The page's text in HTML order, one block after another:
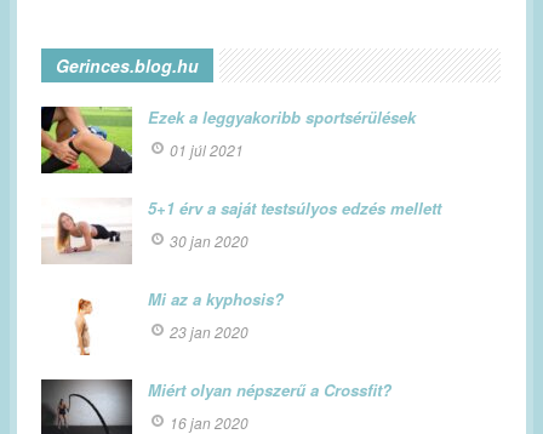
Gerinces.blog.hu
Ezek a leggyakoribb sportsérülések
01 júl 2021
5+1 érv a saját testsúlyos edzés mellett
30 jan 2020
Mi az a kyphosis?
23 jan 2020
Miért olyan népszerű a Crossfit?
16 jan 2020